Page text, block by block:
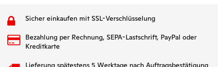
Sicher einkaufen mit SSL-Verschlüsselung
Bezahlung per Rechnung, SEPA-Lastschrift, PayPal oder
Kreditkarte
Lieferung spätestens 5 Werktage nach Auftragsbestätigung